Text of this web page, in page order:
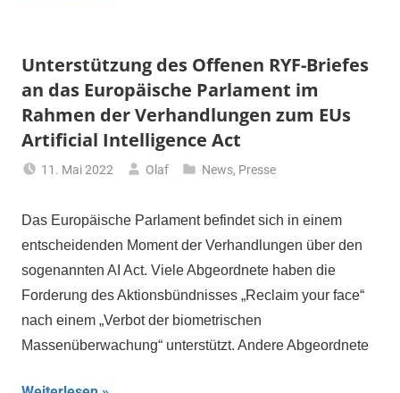
Unterstützung des Offenen RYF-Briefes
an das Europäische Parlament im
Rahmen der Verhandlungen zum EUs
Artificial Intelligence Act
11. Mai 2022 Olaf News, Presse
Das Europäische Parlament befindet sich in einem
entscheidenden Moment der Verhandlungen über den
sogenannten AI Act. Viele Abgeordnete haben die
Forderung des Aktionsbündnisses „Reclaim your face“
nach einem „Verbot der biometrischen
Massenüberwachung“ unterstützt. Andere Abgeordnete